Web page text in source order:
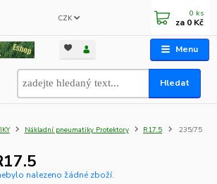
Menu
CZK
Hledat
0 ks
za 0 Kč
Nákladní pneumatiky Protektory R17.5
235/75
nalezeno žádné zboží.